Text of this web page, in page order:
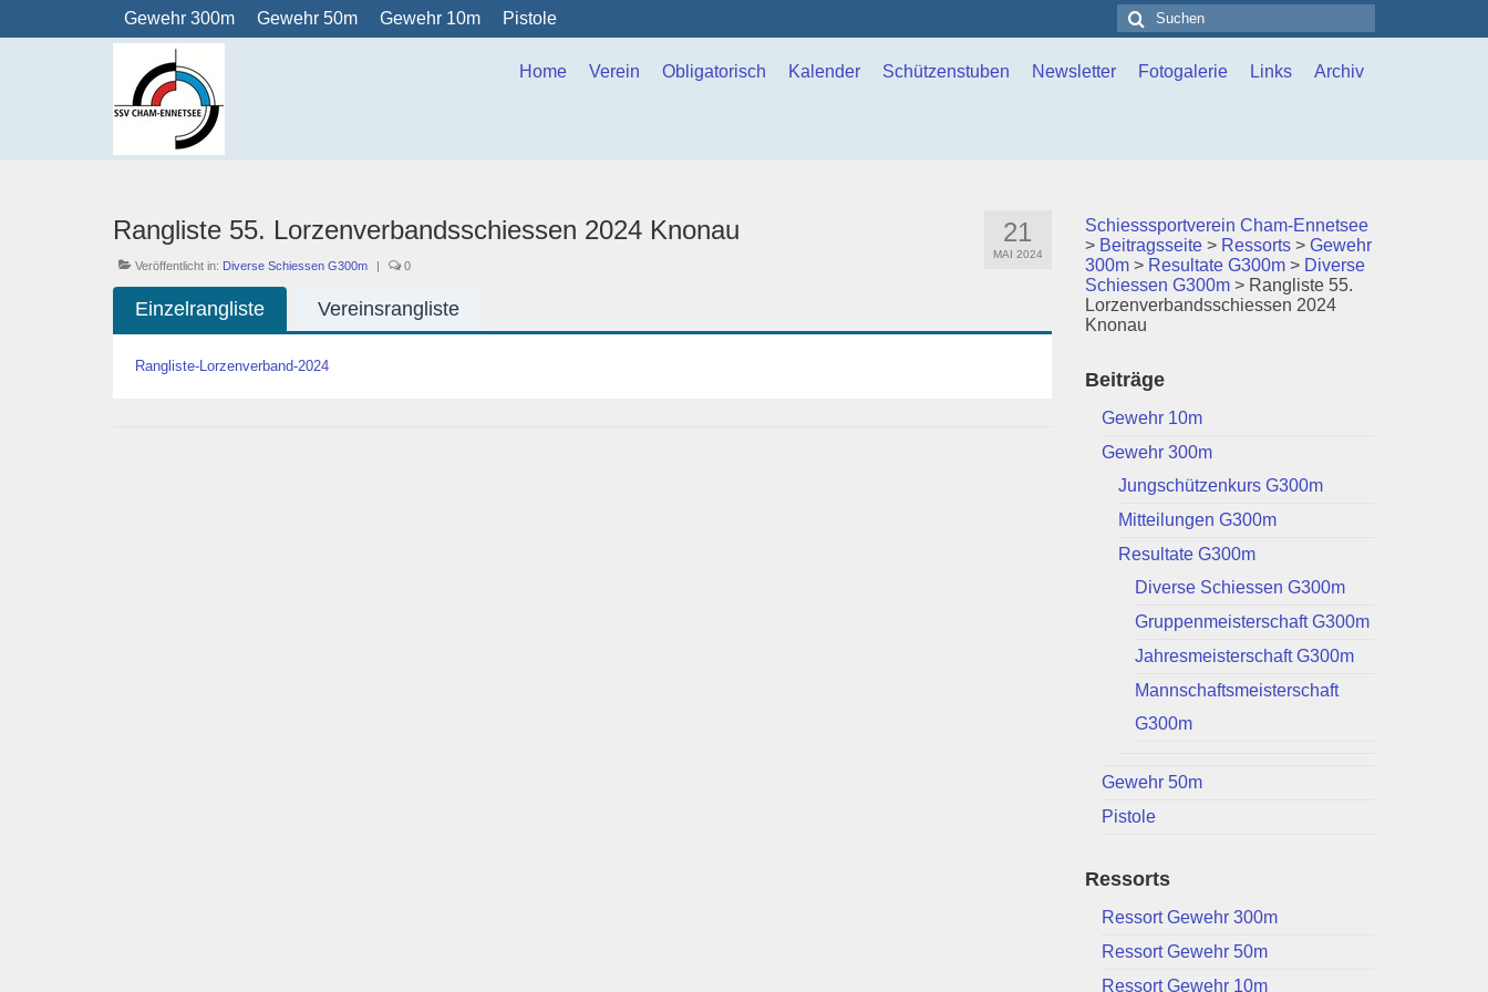
Gewehr 300m Gewehr 50m Gewehr 10m Pistole
Suchen
nach:
Home Verein Obligatorisch Kalender Schützenstuben Newsletter Fotogalerie Links Archiv
21
MAI 2024
Rangliste 55. Lorzenverbandsschiessen 2024 Knonau
Veröffentlicht in: Diverse Schiessen G300m | 0
Einzelrangliste Vereinsrangliste
Rangliste-Lorzenverband-2024
Schiesssportverein Cham-Ennetsee
> Beitragsseite> Ressorts> Gewehr
300m> Resultate G300m> Diverse
Schiessen G300m> Rangliste 55.
Lorzenverbandsschiessen 2024
Knonau
Beiträge
Gewehr 10m
Gewehr 300m
Jungschützenkurs G300m
Mitteilungen G300m
Resultate G300m
Diverse Schiessen G300m
Gruppenmeisterschaft G300m
Jahresmeisterschaft G300m
Mannschaftsmeisterschaft
G300m
Gewehr 50m
Pistole
Ressorts
Ressort Gewehr 300m
Ressort Gewehr 50m
Ressort Gewehr 10m